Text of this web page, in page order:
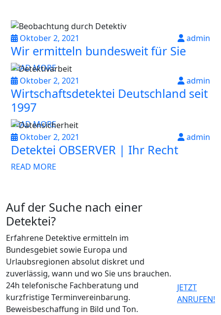
Oktober 2, 2021 admin
Wir ermitteln bundesweit für Sie
READ MORE
Oktober 2, 2021
admin
Wirtschaftsdetektei Deutschland seit
1997
READ MORE
Oktober 2, 2021
admin
Detektei OBSERVER | Ihr Recht
READ MORE
Auf der Suche nach einer
Detektei?
Erfahrene Detektive ermitteln im
Bundesgebiet sowie Europa und
Urlaubsregionen absolut diskret und
zuverlässig, wann und wo Sie uns brauchen.
24h telefonische Fachberatung und
kurzfristige Terminvereinbarung.
Beweisbeschaffung in Bild und Ton.
JETZT
ANRUFEN!